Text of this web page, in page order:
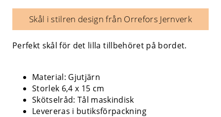
Skål i stilren design från Orrefors Jernverk
Perfekt skål för det lilla tillbehöret på bordet.
Material: Gjutjärn
Storlek 6,4 x 15 cm
Skötselråd: Tål maskindisk
Levereras i butiksförpackning